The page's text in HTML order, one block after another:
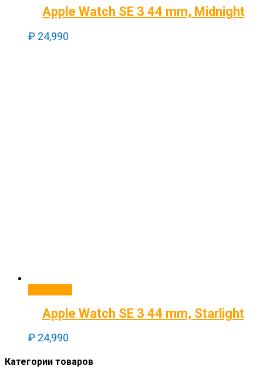
Apple Watch SE 3 44 mm, Midnight
₽ 24,990
Apple Watch SE 3 44 mm, Starlight
₽ 24,990
Категории товаров